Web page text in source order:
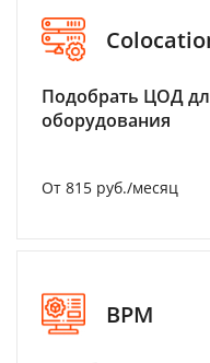
Подобрать ЦОД
оборудования
От 815 руб./месяц
BPM